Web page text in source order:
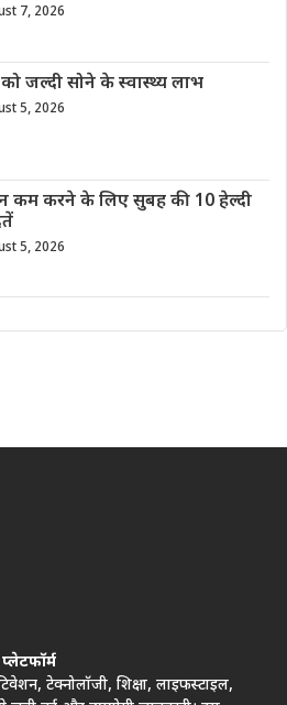
7, 2026
को जल्दी सोने के स्वास्थ्य लाभ
5, 2026
कम करने के लिए सुबह की 10 हेल्दी
5, 2026
टेक्नोलॉजी, शिक्षा, लाइफस्टाइल,